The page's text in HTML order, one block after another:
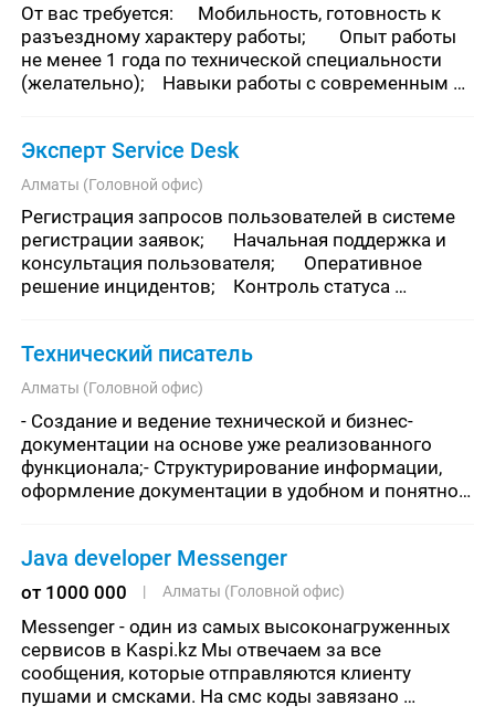
От вас требуется:	Мобильность, готовность к
разъездному характеру работы;	Опыт работы
не менее 1 года по технической специальности
(желательно);	Навыки работы с современным
Эксперт Service Desk
Алматы (Головной офис)
Регистрация запросов пользователей в системе
регистрации заявок;	Начальная поддержка и
консультация пользователя;	Оперативное
решение инцидентов;	Контроль статуса
Технический писатель
Алматы (Головной офис)
- Создание и ведение технической и бизнес-
документации на основе уже реализованного
функционала;- Структурирование информации,
оформление документации в удобном и понятном
Java developer Messenger
от 1000 000 Алматы (Головной офис)
Messenger - один из самых высоконагруженных
сервисов в Kaspi.kz Мы отвечаем за все
сообщения, которые отправляются клиенту
пушами и смсками. На смс коды завязано